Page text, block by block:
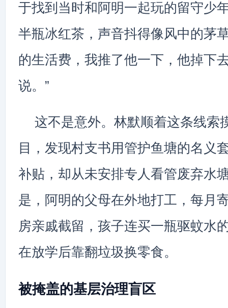
于找到当时和阿明一起玩的留守少
半瓶冰红茶，声音抖得像风中的茅
的生活费，我推了他一下，他掉下
说。”
这不是意外。林默顺着这条线索
目，发现村支书用管护鱼塘的名义
补贴，却从未安排专人看管废弃水
是，阿明的父母在外地打工，每月
房亲戚截留，孩子连买一瓶驱蚊水
在放学后靠翻垃圾换零食。
被掩盖的基层治理盲区